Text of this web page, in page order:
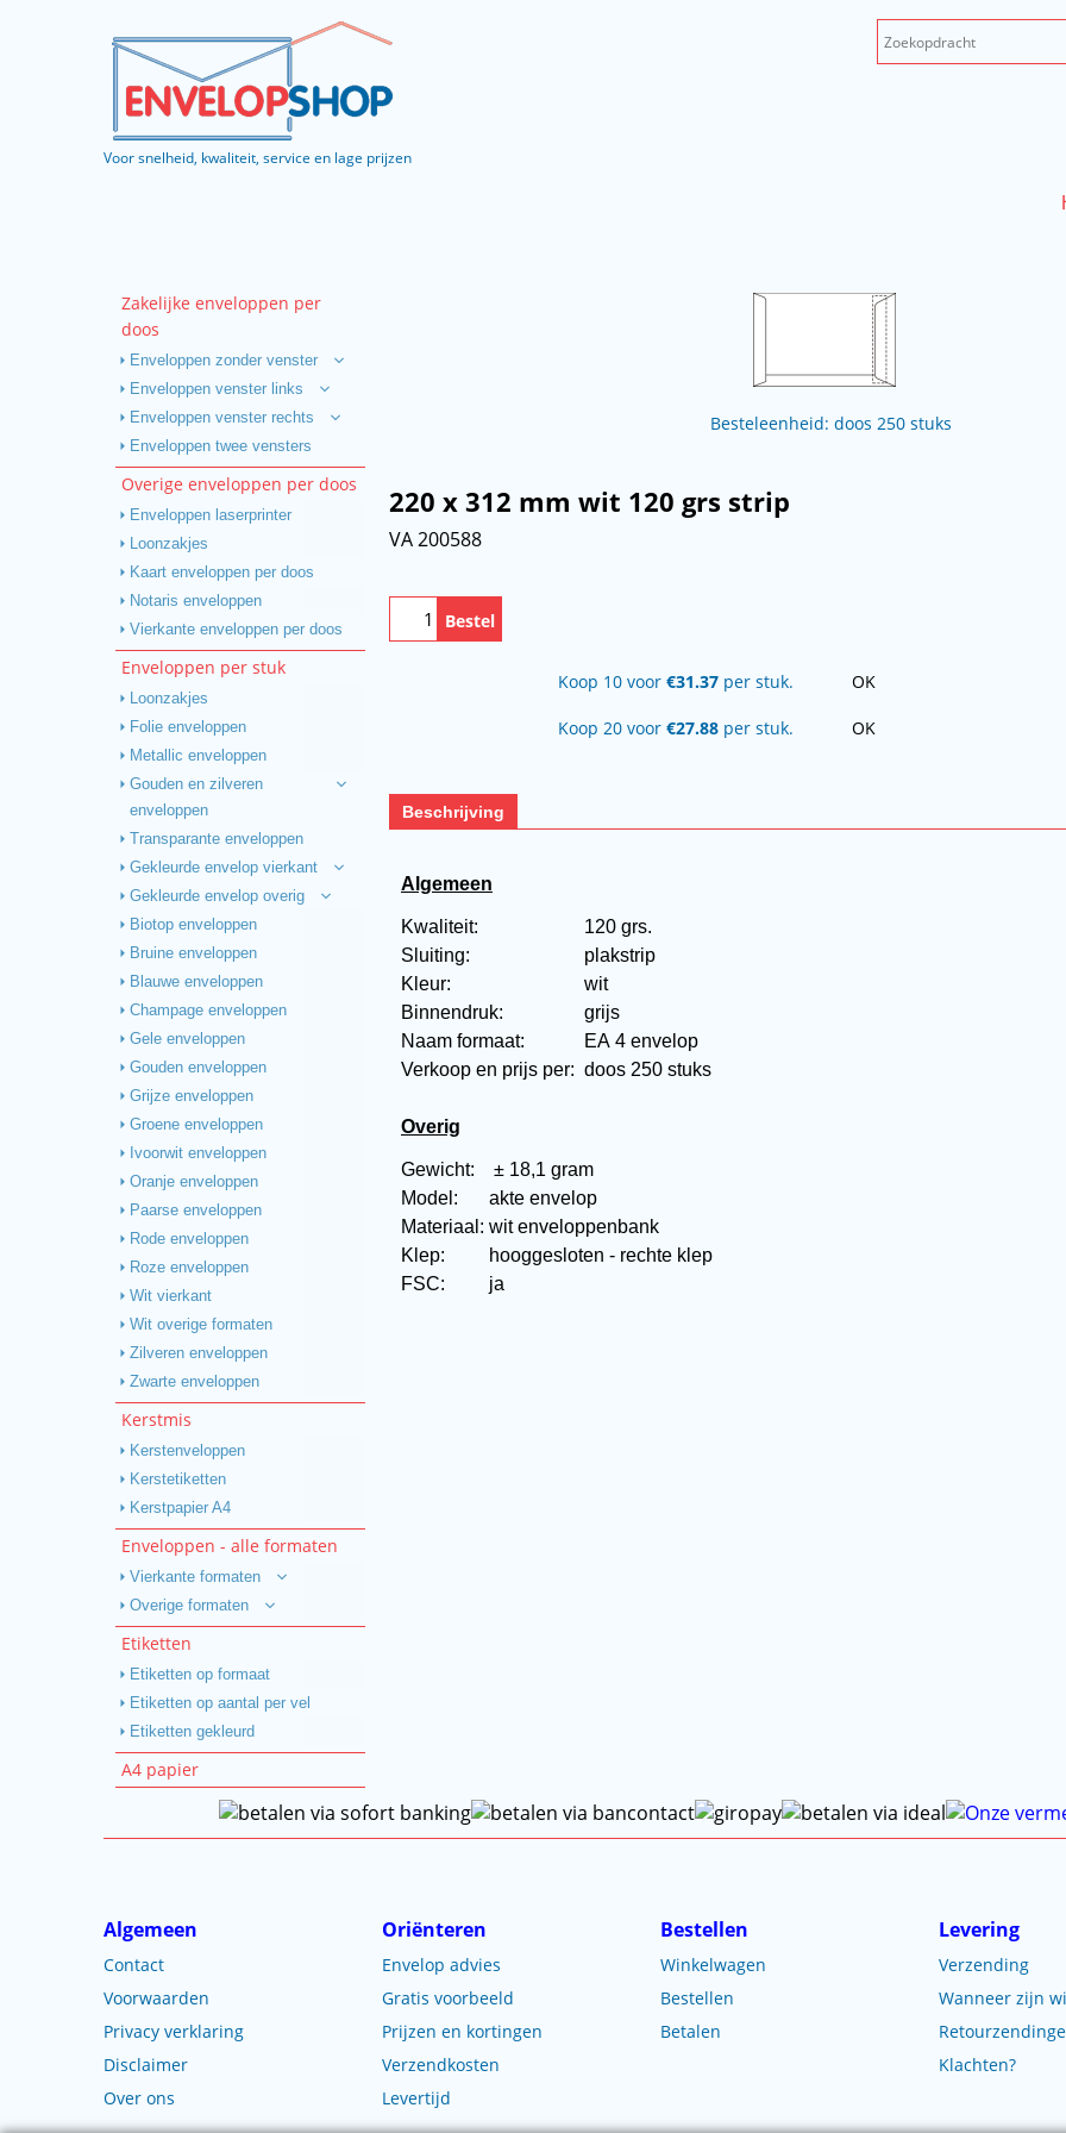
Voor snelheid, kwaliteit, service en lage prijzen
Zakelijke enveloppen per
doos
Enveloppen zonder venster
Enveloppen venster links
Enveloppen venster rechts
Enveloppen twee vensters
Overige enveloppen per doos
Enveloppen laserprinter
Loonzakjes
Kaart enveloppen per doos
Notaris enveloppen
Vierkante enveloppen per doos
Enveloppen per stuk
Loonzakjes
Folie enveloppen
Metallic enveloppen
Gouden en zilveren
enveloppen
Transparante enveloppen
Gekleurde envelop vierkant
Gekleurde envelop overig
Biotop enveloppen
Bruine enveloppen
Blauwe enveloppen
Champage enveloppen
Gele enveloppen
Gouden enveloppen
Grijze enveloppen
Groene enveloppen
Ivoorwit enveloppen
Oranje enveloppen
Paarse enveloppen
Rode enveloppen
Roze enveloppen
Wit vierkant
Wit overige formaten
Zilveren enveloppen
Zwarte enveloppen
Kerstmis
Kerstenveloppen
Kerstetiketten
Kerstpapier A4
Enveloppen - alle formaten
Vierkante formaten
Overige formaten
Etiketten
Etiketten op formaat
Etiketten op aantal per vel
Etiketten gekleurd
A4 papier
Besteleenheid: doos 250 stuks
220 x 312 mm wit 120 grs strip
VA 200588
Bestel
Koop 10 voor €31.37 per stuk. OK
Koop 20 voor €27.88 per stuk. OK
Beschrijving
Algemeen
Kwaliteit:
120 grs.
Sluiting:
plakstrip
Kleur:
wit
Binnendruk:
grijs
Naam formaat:
EA 4 envelop
Verkoop en prijs per: doos 250 stuks
Overig
Gewicht:
± 18,1 gram
Model:
akte envelop
Materiaal: wit enveloppenbank
Klep:
hooggesloten - rechte klep
FSC:
ja
Algemeen
Contact
Voorwaarden
Privacy verklaring
Disclaimer
Over ons
Oriënteren
Envelop advies
Gratis voorbeeld
Prijzen en kortingen
Verzendkosten
Levertijd
Bestellen
Winkelwagen
Bestellen
Betalen
Levering
Verzending
Wanneer zijn
Klachten?